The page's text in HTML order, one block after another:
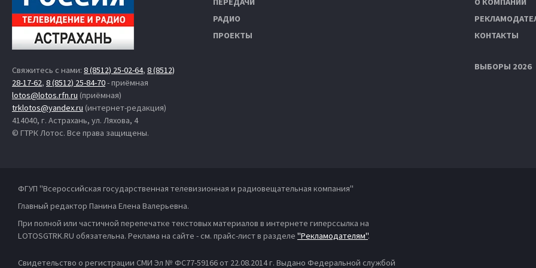
Свяжитесь с нами: 8 (8512) 25-02-64, 8 (8512)
28-17-62, 8 (8512) 25-84-70- приёмная
lotos@lotos.rfn.ru (приёмная)
trklotos@yandex.ru (интернет-редакция)
414040, г. Астрахань, ул. Ляхова, 4
© ГТРК Лотос. Все права защищены.
РАДИО
ПРОЕКТЫ
КОНТАКТЫ
ВЫБОРЫ 2026
ФГУП "Всероссийская государственная телевизионная и радиовещательная компания"
Главный редактор Панина Елена Валерьевна.
При полной или частичной перепечатке текстовых материалов в интернете гиперссылка на
LOTOSGTRK.RU обязательна. Реклама на сайте - см. прайс-лист в разделе "Рекламодателям".
Свидетельство о регистрации СМИ Эл № ФС77-59166 от 22.08.2014 г. Выдано Федеральной службой